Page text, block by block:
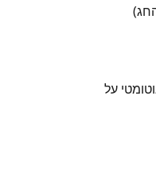
על